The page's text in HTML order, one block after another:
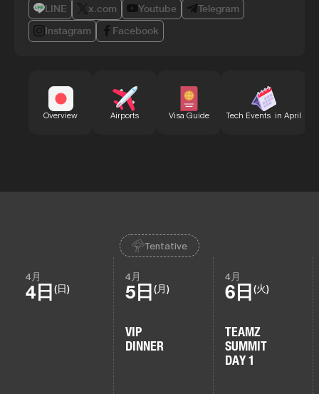
LINE x.com Youtube
Telegram
Instagram
Facebook
Overview Airports Visa Guide Tech Events in April
Tentative
4月
4日 (日)
4月
5日 (月)
VIP
DINNER
4月
6日 (火)
TEAMZ
SUMMIT
DAY 1